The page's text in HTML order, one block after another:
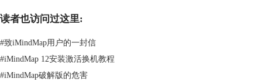
如：
他们的需求与我的不同吗？
这些人如何应对不同的挑战？
他们如何描述这个问题？
读者也访问过这里:
#致iMindMap用户的一封信
#iMindMap 12安装激活换机教程
#iMindMap破解版的危害